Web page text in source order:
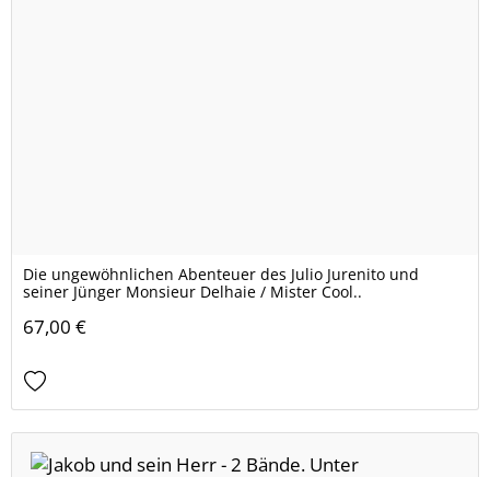
Die ungewöhnlichen Abenteuer des Julio Jurenito und
seiner Jünger Monsieur Delhaie / Mister Cool..
67,00 €